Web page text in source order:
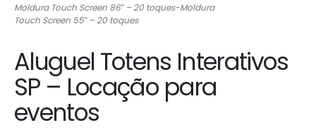
Moldura Touch Screen 86″ – 20 toques-Moldura
Touch Screen 55″ – 20 toques
Aluguel Totens Interativos
SP – Locação para
eventos